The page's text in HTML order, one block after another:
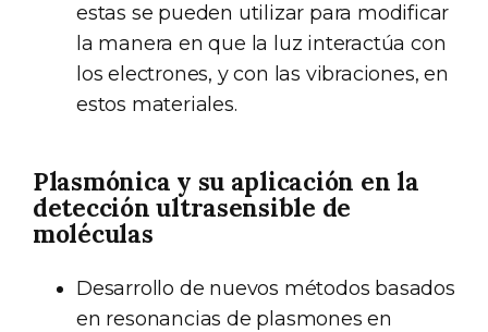
estas se pueden utilizar para modificar
la manera en que la luz interactúa con
los electrones, y con las vibraciones, en
estos materiales.
Plasmónica y su aplicación en la
detección ultrasensible de
moléculas
Desarrollo de nuevos métodos basados
en resonancias de plasmones en